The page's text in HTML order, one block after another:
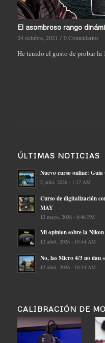
El asombroso rango
24 octubre, 2021 / 0 Comentarios
He tenido el gusto de probar
ÚLTIMAS NOTICIAS
Nuevo curso online:
2 julio, 2026 - 1:17 AM
Curso de digitalización
MAY
12 mayo, 2026 - 8:46 PM
Mi opinion sobre la
12 abril, 2026 - 10:44 AM
No, las Micro 4/3 no
12 abril, 2026 - 10:34 AM
CALIBRACIÓN DE